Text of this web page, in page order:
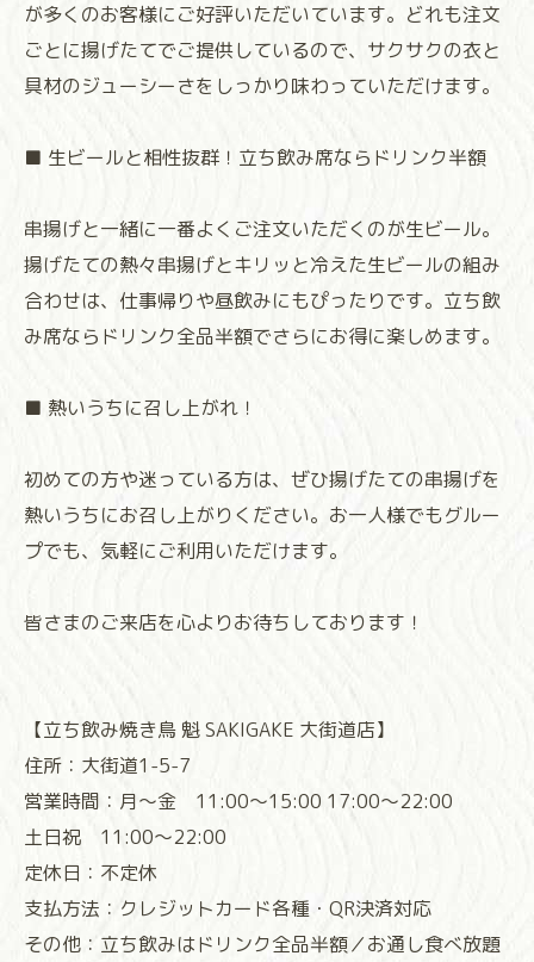
が多くのお客様にご好評いただいています。どれも注文
ごとに揚げたてでご提供しているので、サクサクの衣と
具材のジューシーさをしっかり味わっていただけます。
■ 生ビールと相性抜群！立ち飲み席ならドリンク半額
串揚げと一緒に一番よくご注文いただくのが生ビール。
揚げたての熱々串揚げとキリッと冷えた生ビールの組み
合わせは、仕事帰りや昼飲みにもぴったりです。立ち飲
み席ならドリンク全品半額でさらにお得に楽しめます。
■ 熱いうちに召し上がれ！
初めての方や迷っている方は、ぜひ揚げたての串揚げを
熱いうちにお召し上がりください。お一人様でもグルー
プでも、気軽にご利用いただけます。
皆さまのご来店を心よりお待ちしております！⁡
⁡【立ち飲み焼き鳥 魁 SAKIGAKE 大街道店】
住所：大街道1-5-7
営業時間：月〜金 11:00〜15:00 17:00〜22:00
土日祝 11:00〜22:00
定休日：不定休
支払方法：クレジットカード各種・QR決済対応
その他：立ち飲みはドリンク全品半額／お通し食べ放題